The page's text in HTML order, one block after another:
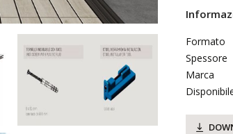
Formato
Spessore
Marca